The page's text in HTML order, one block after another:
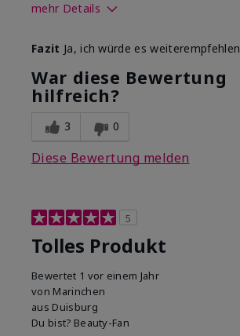
mehr Details
Anwendungserfahrung mit
Fazit Ja, ich würde es weiterempfehlen
War diese Bewertung
hilfreich?
3 0
Diese Bewertung melden
5
Tolles Produkt
Bewertet 1 vor einem Jahr
von Marinchen
aus Duisburg
Du bist? Beauty-Fan